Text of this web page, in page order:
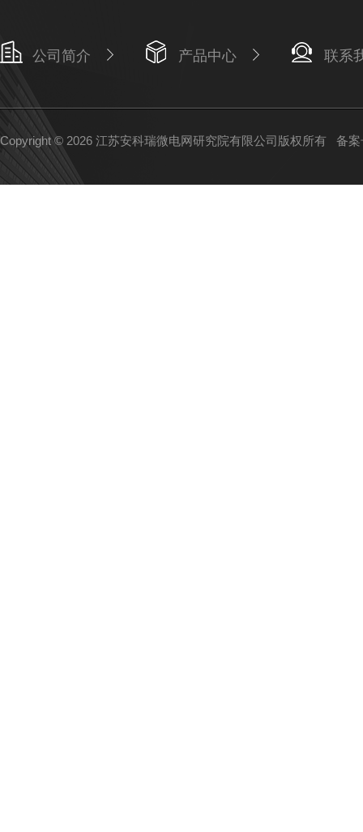
公司简介 产品中心 联系
Copyright © 2026 江苏安科瑞微电网研究院有限公司版权所有 备案